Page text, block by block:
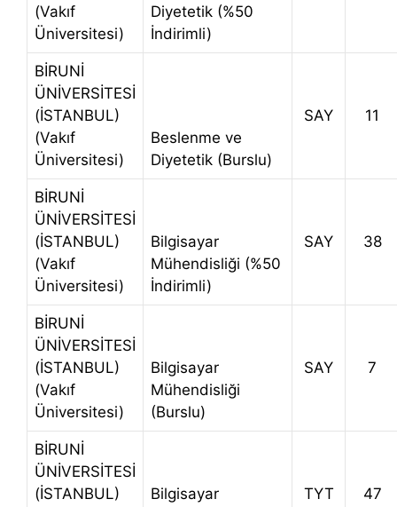
(Vakıf
Üniversitesi)
Diyetetik (%50
İndirimli)
BİRUNİ
ÜNİVERSİTESİ
(İSTANBUL)
(Vakıf
Üniversitesi)
Beslenme ve
Diyetetik (Burslu)
SAY 11
BİRUNİ
ÜNİVERSİTESİ
(İSTANBUL)
(Vakıf
Üniversitesi)
Bilgisayar
Mühendisliği (%50
İndirimli)
SAY 38
BİRUNİ
ÜNİVERSİTESİ
(İSTANBUL)
(Vakıf
Üniversitesi)
Bilgisayar
Mühendisliği
(Burslu)
SAY 7
BİRUNİ
ÜNİVERSİTESİ
(İSTANBUL)
Bilgisayar
TYT 47